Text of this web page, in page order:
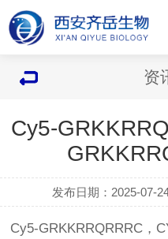
资
Cy5-
发布日期：2025-07-
Cy5-GRKKRRQRRRC，